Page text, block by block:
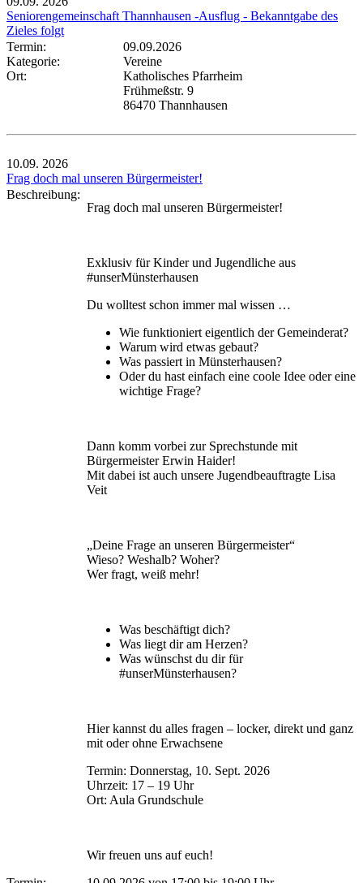
Seniorengemeinschaft Thannhausen -Ausflug - Bekanntgabe des
Zieles folgt
Termin:
09.09.2026
Kategorie:
Vereine
Ort:
Katholisches Pfarrheim
Frühmeßstr. 9
86470 Thannhausen
10.09. 2026
Frag doch mal unseren Bürgermeister!
Beschreibung:
Frag doch mal unseren Bürgermeister!
Exklusiv für Kinder und Jugendliche aus
#unserMünsterhausen
Du wolltest schon immer mal wissen …
Wie funktioniert eigentlich der Gemeinderat?
Warum wird etwas gebaut?
Was passiert in Münsterhausen?
Oder du hast einfach eine coole Idee oder eine
wichtige Frage?
Dann komm vorbei zur Sprechstunde mit
Bürgermeister Erwin Haider!
Mit dabei ist auch unsere Jugendbeauftragte Lisa
Veit
„Deine Frage an unseren Bürgermeister“
Wieso? Weshalb? Woher?
Wer fragt, weiß mehr!
Was beschäftigt dich?
Was liegt dir am Herzen?
Was wünschst du dir für
#unserMünsterhausen?
Hier kannst du alles fragen – locker, direkt und ganz
mit oder ohne Erwachsene
Termin: Donnerstag, 10. Sept. 2026
Uhrzeit: 17 – 19 Uhr
Ort: Aula Grundschule
Wir freuen uns auf euch!